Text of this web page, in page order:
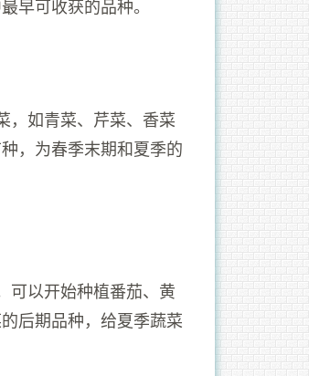
早可收获的品种。
，如青菜、芹菜、香菜
，为春季末期和夏季的
可以开始种植番茄、黄
后期品种，给夏季蔬菜